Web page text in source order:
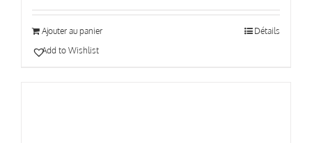
Ajouter au panier
Détails
Add to Wishlist